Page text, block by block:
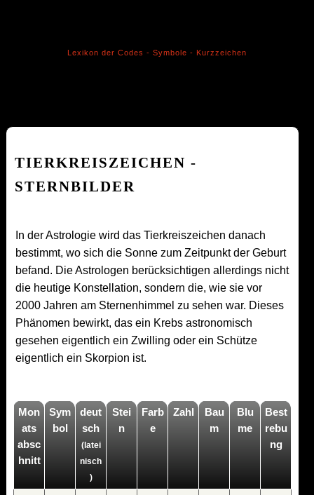
Lexikon der Codes - Symbole - Kurzzeichen
TIERKREISZEICHEN -
STERNBILDER
In der Astrologie wird das Tierkreiszeichen danach
bestimmt, wo sich die Sonne zum Zeitpunkt der Geburt
befand. Die Astrologen berücksichtigen allerdings nicht
die heutige Konstellation, sondern die, wie sie vor
2000 Jahren am Sternenhimmel zu sehen war. Dieses
Phänomen bewirkt, das ein Krebs astronomisch
gesehen eigentlich ein Zwilling oder ein Schütze
eigentlich ein Skorpion ist.
Mon
ats
absc
hnitt
Sym
bol
deut
sch
(latei
nisch
)
Stei
n
Farb
e
Zahl
Bau
m
Blu
me
Best
rebu
ng